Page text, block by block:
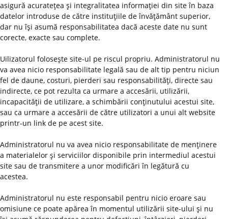
asigură acurateţea şi integralitatea informaţiei din site în baza
datelor introduse de către instituţiile de învăţământ superior,
dar nu îşi asumă responsabilitatea dacă aceste date nu sunt
corecte, exacte sau complete.
Uilizatorul foloseşte site-ul pe riscul propriu. Administratorul nu
va avea nicio responsabilitate legală sau de alt tip pentru niciun
fel de daune, costuri, pierderi sau responsabilităţi, directe sau
indirecte, ce pot rezulta ca urmare a accesării, utilizării,
incapacităţii de utilizare, a schimbării conţinutului acestui site,
sau ca urmare a accesării de către utilizatori a unui alt website
printr-un link de pe acest site.
Administratorul nu va avea nicio responsabilitate de menţinere
a materialelor şi serviciilor disponibile prin intermediul acestui
site sau de transmitere a unor modificări în legătură cu
acestea.
Administratorul nu este responsabil pentru nicio eroare sau
omisiune ce poate apărea în momentul utilizării site-ului şi nu